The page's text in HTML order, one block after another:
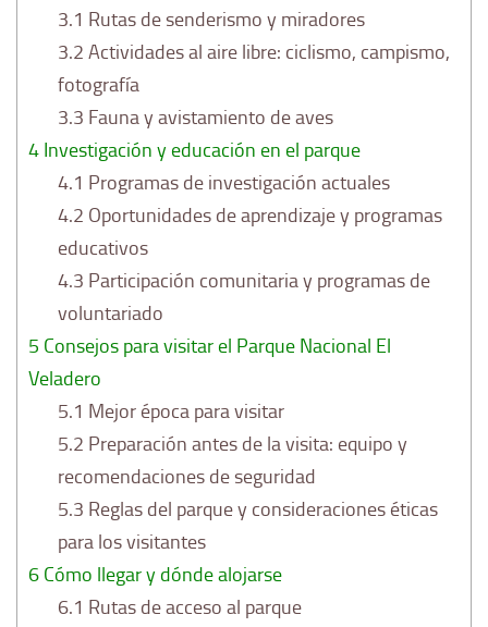
3.1 Rutas de senderismo y miradores
3.2 Actividades al aire libre: ciclismo, campismo,
fotografía
3.3 Fauna y avistamiento de aves
4 Investigación y educación en el parque
4.1 Programas de investigación actuales
4.2 Oportunidades de aprendizaje y programas
educativos
4.3 Participación comunitaria y programas de
voluntariado
5 Consejos para visitar el Parque Nacional El
Veladero
5.1 Mejor época para visitar
5.2 Preparación antes de la visita: equipo y
recomendaciones de seguridad
5.3 Reglas del parque y consideraciones éticas
para los visitantes
6 Cómo llegar y dónde alojarse
6.1 Rutas de acceso al parque